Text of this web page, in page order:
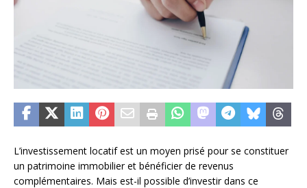
L’investissement locatif est un moyen prisé pour se constituer
un patrimoine immobilier et bénéficier de revenus
complémentaires. Mais est-il possible d’investir dans ce